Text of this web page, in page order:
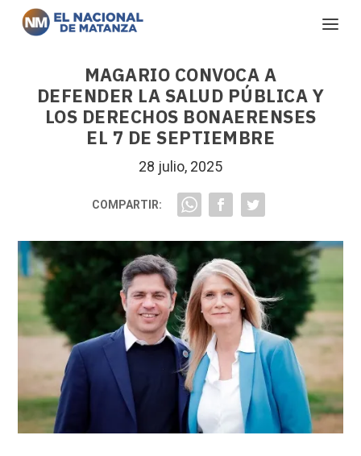
MAGARIO CONVOCA A
DEFENDER LA SALUD PÚBLICA Y
LOS DERECHOS BONAERENSES
EL 7 DE SEPTIEMBRE
28 julio, 2025
COMPARTIR: